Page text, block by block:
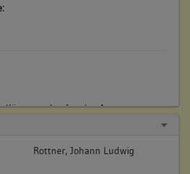
Körner verkaufen das Anwesen an
Mack, der dort als "Oxenwürth" die
Rottner, Johann Ludwig